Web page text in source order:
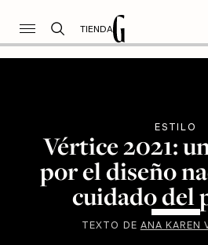
TIENDA
ESTILO
Vértice 2021:
por el diseño
cuidado del
TEXTO DE ANA KAREN